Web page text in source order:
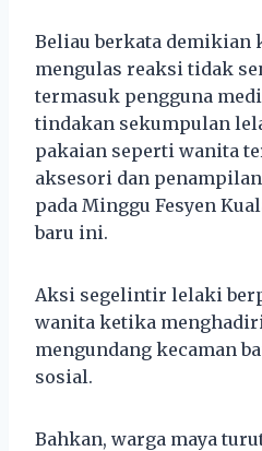
Beliau berkata demikian
mengulas reaksi tidak
termasuk pengguna
tindakan sekumpulan
pakaian seperti wanita
aksesori dan
pada Minggu Fesyen
baru ini.
Aksi segelintir lelaki
wanita ketika
mengundang kecaman
sosial.
Bahkan, warga maya